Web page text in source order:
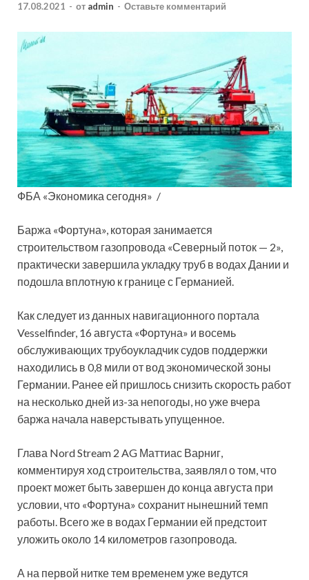
17.08.2021 - от admin - Оставьте комментарий
ФБА «Экономика сегодня» /
Баржа «Фортуна», которая занимается
строительством газопровода «Северный поток — 2»,
практически завершила укладку труб в водах Дании и
подошла вплотную к границе с Германией.
Как следует из данных навигационного портала
Vesselfinder, 16 августа «Фортуна» и восемь
обслуживающих трубоукладчик судов поддержки
находились в 0,8 мили от вод экономической зоны
Германии. Ранее ей пришлось снизить скорость работ
на несколько дней из-за непогоды, но уже вчера
баржа начала наверстывать упущенное.
Глава Nord Stream 2 AG Маттиас Варниг,
комментируя ход строительства, заявлял о том, что
проект может быть завершен до конца августа при
условии, что «Фортуна» сохранит нынешний темп
работы. Всего же в водах Германии ей предстоит
уложить около 14 километров газопровода.
А на первой нитке тем временем уже ведутся